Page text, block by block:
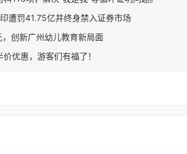
遭罚41.75亿并终身禁入证券市场
创新广州幼儿教育新局面
优惠，游客们有福了！